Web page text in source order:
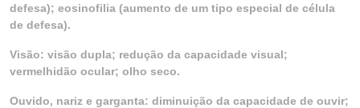
defesa); eosinofilia (aumento de um tipo especial de célula
de defesa).
Visão: visão dupla; redução da capacidade visual;
vermelhidão ocular; olho seco.
Ouvido, nariz e garganta: diminuição da capacidade de ouvir;